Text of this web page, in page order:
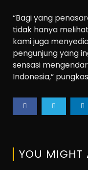
“Bagi yang
tidak hanya
kami juga
pengunjung yang
sensasi
Indonesia,”
YOU MIGHT